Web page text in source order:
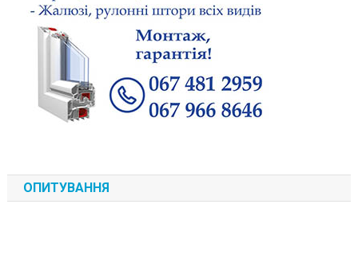
ОПИТУВАННЯ